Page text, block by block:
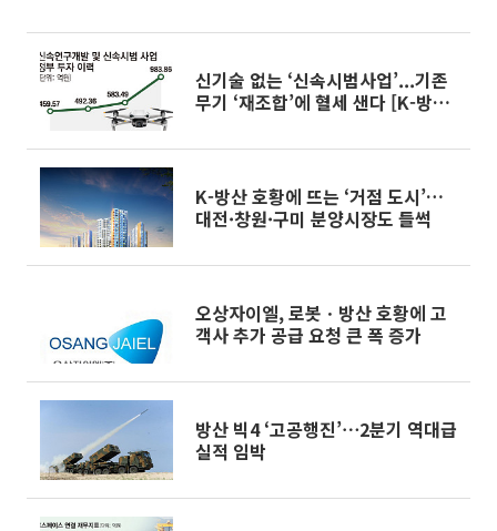
신기술 없는 ‘신속시범사업’...기존
무기 ‘재조합’에 혈세 샌다 [K-방산,
K-방산 호황에 뜨는 ‘거점 도시’…
대전·창원·구미 분양시장도 들썩
오상자이엘, 로봇ㆍ방산 호황에 고
객사 추가 공급 요청 큰 폭 증가
방산 빅4 ‘고공행진’⋯2분기 역대급
실적 임박